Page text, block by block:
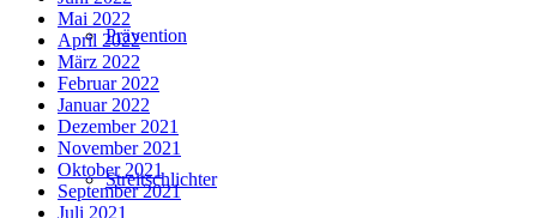
Prävention
Streitschlichter
Mai 2022
April 2022
März 2022
Februar 2022
Januar 2022
Dezember 2021
November 2021
Oktober 2021
September 2021
Juli 2021